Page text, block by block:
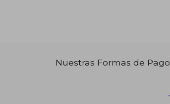
Nuestras Formas de Pago